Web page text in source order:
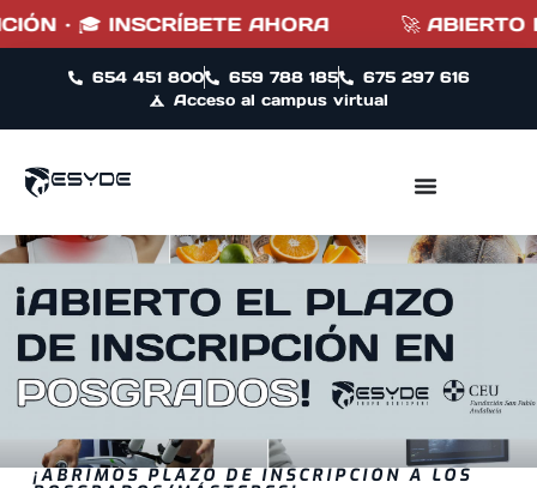
INSCRÍBETE AHORA 🚀 ABIERTO
654 451 800 659 788 185
675 297 616
Acceso al campus virtual
¡ABRIMOS PLAZO DE INSCRIPCIÓN A LOS